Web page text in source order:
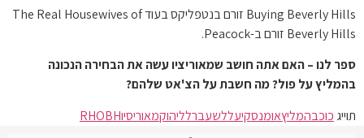
Buying Beverly Hills זורם בנטפליקס בעוד The Real Housewives of
Beverly Hills זורם ב-Peacock.
ספר לנו – האם אתה חושב שמאוריציו עשה את הבחירה הנכונה
בהמליץ ​​על פול? מה חשבת על הצ'אט שלהם?
תוייג כוכבהמליץאומנסקיעללשעברלליהוקמאוריסיוRHOBH